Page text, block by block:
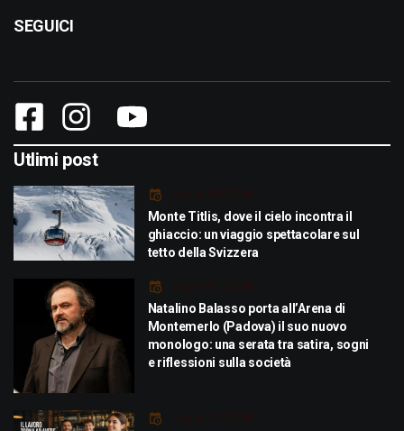
SEGUICI
Utlimi post
Luglio 29, 2026
Monte Titlis, dove il cielo incontra il
ghiaccio: un viaggio spettacolare sul
tetto della Svizzera
Luglio 21, 2026
Natalino Balasso porta all’Arena di
Montemerlo (Padova) il suo nuovo
monologo: una serata tra satira, sogni
e riflessioni sulla società
Luglio 21, 2026